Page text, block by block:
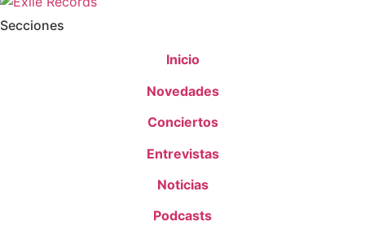
Secciones
Inicio
Novedades
Conciertos
Entrevistas
Noticias
Podcasts